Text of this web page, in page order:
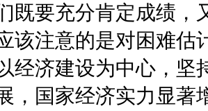
既要充分肯定成绩
该注意的是对困难估
经济建设为中心，坚
，国家经济实力显著